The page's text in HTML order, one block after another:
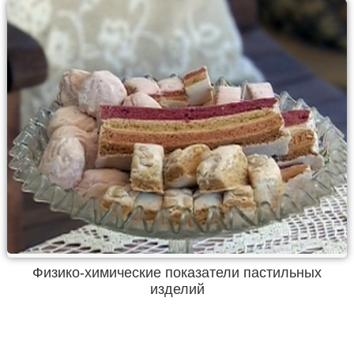
Физико-химические показатели пастильных
изделий